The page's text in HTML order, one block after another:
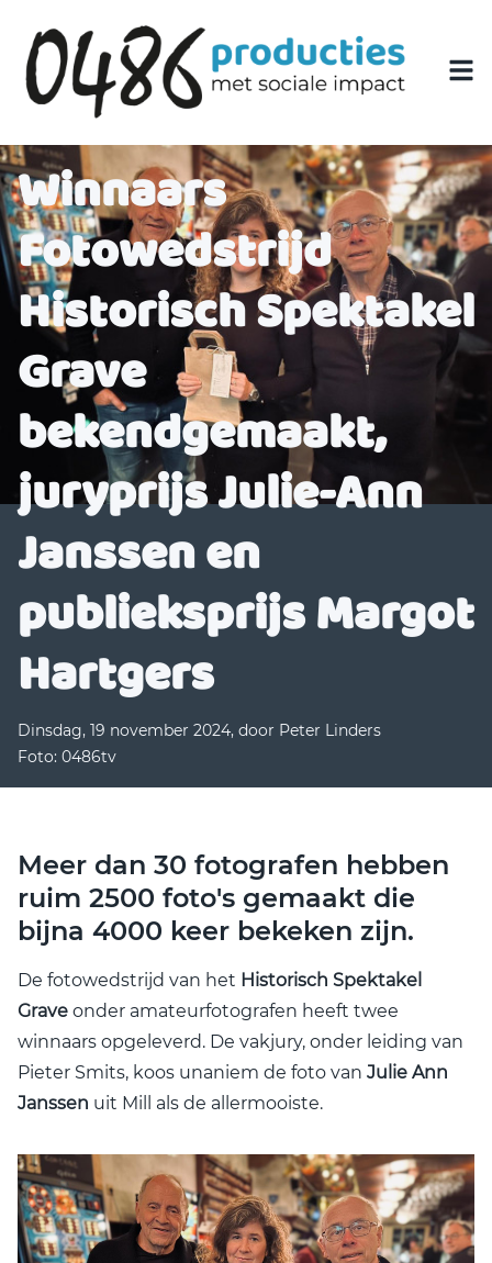
Winnaars
Fotowedstrijd
Historisch Spektakel
Grave
bekendgemaakt,
juryprijs Julie-Ann
Janssen en
publieksprijs Margot
Hartgers
Dinsdag, 19 november 2024, door Peter Linders
Foto: 0486tv
Meer dan 30 fotografen hebben
ruim 2500 foto's gemaakt die
bijna 4000 keer bekeken zijn.
De fotowedstrijd van het Historisch Spektakel
Grave onder amateurfotografen heeft twee
winnaars opgeleverd. De vakjury, onder leiding van
Pieter Smits, koos unaniem de foto van Julie Ann
Janssen uit Mill als de allermooiste.